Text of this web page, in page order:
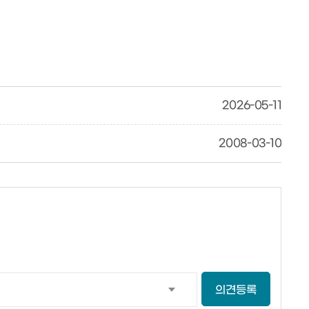
2026-05-11
2008-03-10
의견등록